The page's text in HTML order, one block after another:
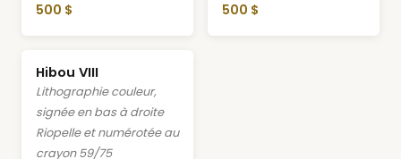
500 $
500 $
Hibou VIII
Lithographie couleur,
signée en bas à droite
Riopelle et numérotée au
crayon 59/75